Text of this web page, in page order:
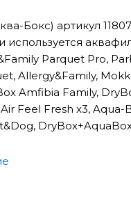
Бокс) артикул
Parquet Pro,
Allergy&Family,
Amfibia Family,
Feel Fresh x3,
входят следующие